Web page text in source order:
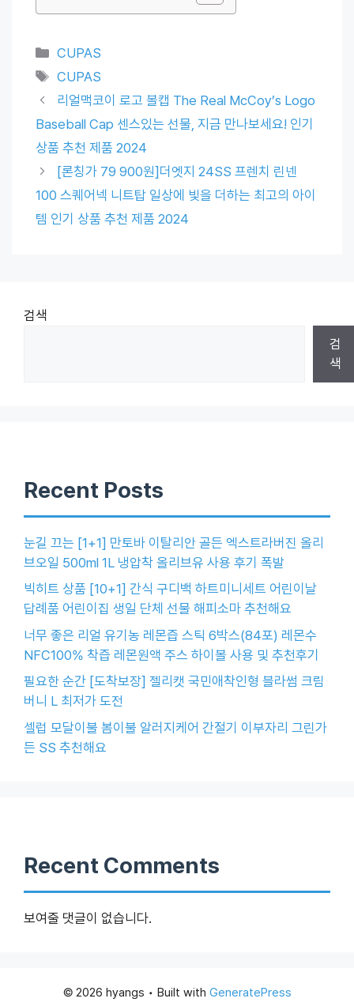
Categories
CUPAS
Tags
CUPAS
리얼맥코이 로고 볼캡 The Real McCoy’s Logo
Baseball Cap 센스있는 선물, 지금 만나보세요! 인기
상품 추천 제품 2024
[론칭가 79 900원]더엣지 24SS 프렌치 린넨
100 스퀘어넥 니트탑 일상에 빛을 더하는 최고의 아이
템 인기 상품 추천 제품 2024
검색
검
색
Recent Posts
눈길 끄는 [1+1] 만토바 이탈리안 골든 엑스트라버진 올리
브오일 500ml 1L 냉압착 올리브유 사용 후기 폭발
빅히트 상품 [10+1] 간식 구디백 하트미니세트 어린이날
답례품 어린이집 생일 단체 선물 해피소마 추천해요
너무 좋은 리얼 유기농 레몬즙 스틱 6박스(84포) 레몬수
NFC100% 착즙 레몬원액 주스 하이볼 사용 및 추천후기
필요한 순간 [도착보장] 젤리캣 국민애착인형 블라썸 크림
버니 L 최저가 도전
셀럽 모달이불 봄이불 알러지케어 간절기 이부자리 그린가
든 SS 추천해요
Recent Comments
보여줄 댓글이 없습니다.
© 2026 hyangs • Built with GeneratePress